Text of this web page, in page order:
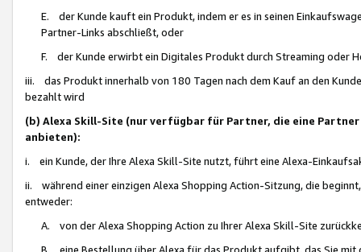
E. der Kunde kauft ein Produkt, indem er es in seinen
Partner-Links abschließt, oder
F. der Kunde erwirbt ein Digitales Produkt durch Streaming oder
iii. das Produkt innerhalb von 180 Tagen nach dem Kauf an den
bezahlt wird
(b) Alexa Skill-Site (nur verfügbar für Partner, die eine
anbieten):
i. ein Kunde, der Ihre Alexa Skill-Site nutzt, führt eine Alexa-
ii. während einer einzigen Alexa Shopping Action-Sitzung, die
entweder:
A. von der Alexa Shopping Action zu Ihrer Alexa Skill-Site
B. eine Bestellung über Alexa für das Produkt aufgibt, das Sie mit